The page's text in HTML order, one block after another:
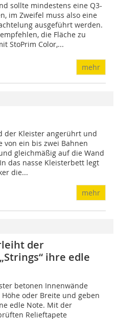
sollte mindestens eine Q3-
im Zweifel muss also eine
ausgeführt werden.
die Fläche zu
StoPrim Color,...
mehr
der Kleister angerührt und
von ein bis zwei Bahnen
gleichmäßig auf die Wand
das nasse Kleisterbett legt
die...
mehr
der
ihre edle
betonen Innenwände
oder Breite und geben
edle Note. Mit der
Relieftapete